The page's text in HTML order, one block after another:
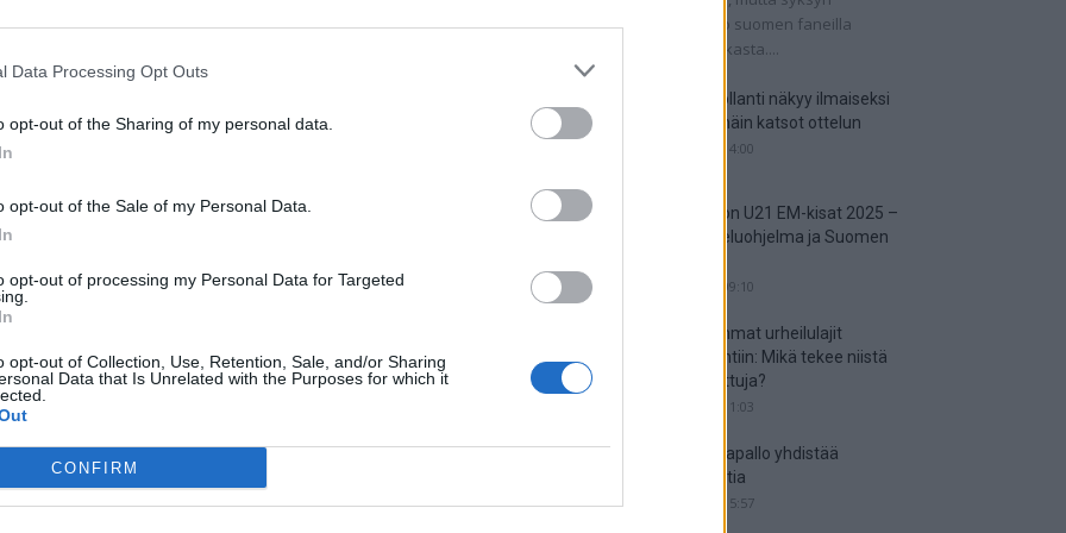
Data Processing Opt Outs
opt-out of the Sharing of my personal data.
opt-out of the Sale of my Personal Data.
opt-out of processing my Personal Data for Targeted
opt-out of Collection, Use, Retention, Sale, and/or Sharing
Data that Is Unrelated with the Purposes for which it
CONFIRM
vastaan kerrassaan upealla osumalla.
kisojen ensimmäisellä kierroksella, kun
verkkoon.
Skotlannin maaliin ja tällä maalilla Kroatian kapteeni
tittelistä. Katso video maalista alta.
Twitteristä.
ottelussa Skotlantia vastaan.
ratkaisuottelut kertovat, onko suomen faneilla
realistista unelmoida kisapaikasta....
Suomi-Hollanti näkyy ilmaiseksi
TV:stä – näin katsot ottelun
06.06.2025 14:00
Jalkapallon U21 EM-kisat 2025 –
tässä otteluohjelma ja Suomen
18.05.2025 09:10
Suosituimmat urheilulajit
vedonlyöntiin: Mikä tekee niistä
niin suosittuja?
05.05.2025 11:03
Miten jalkapallo yhdistää
kansakuntia
25.04.2025 15:57